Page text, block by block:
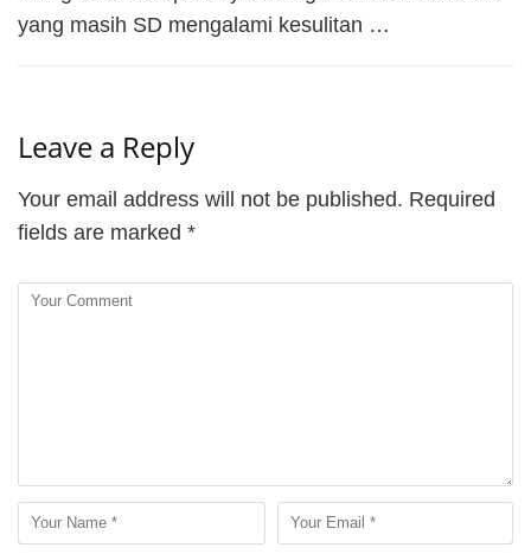
yang masih SD mengalami kesulitan …
Leave a Reply
Your email address will not be published. Required
fields are marked *